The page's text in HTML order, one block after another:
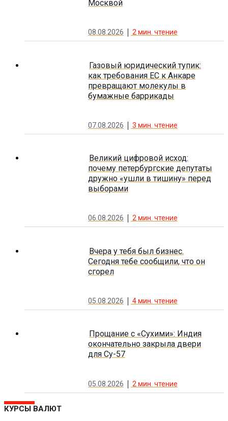
Москвой
08.08.2026 2мин. чтение
Газовый юридический тупик:
как требования ЕС к Анкаре
превращают молекулы в
бумажные баррикады
07.08.2026 3 мин. чтение
Великий цифровой исход:
почему петербургские депутаты
дружно «ушли в тишину» перед
выборами
06.08.2026 2мин. чтение
Вчера у тебя был бизнес.
Сегодня тебе сообщили, что он
сгорел
05.08.2026 4мин. чтение
Прощание с «Сухими»: Индия
окончательно закрыла двери
для Су-57
05.08.2026 2 мин. чтение
КУРСЫ ВАЛЮТ